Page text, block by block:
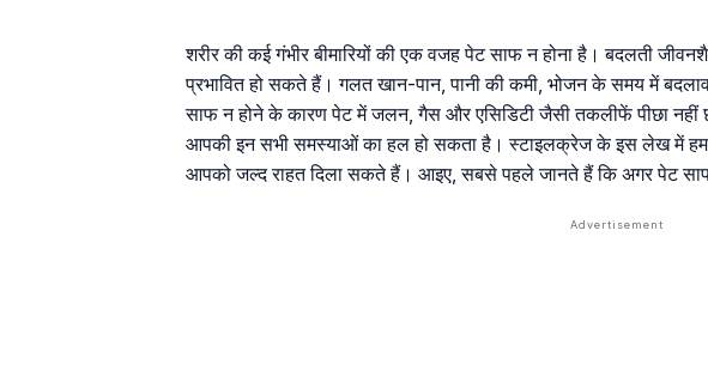
शरीर की कई गंभीर बीमारियों की एक वजह पेट साफ न होना है। बदलती
प्रभावित हो सकते हैं। गलत खान-पान, पानी की कमी, भोजन के समय में
साफ न होने के कारण पेट में जलन, गैस और एसिडिटी जैसी तकलीफें पीछा
आपकी इन सभी समस्याओं का हल हो सकता है। स्टाइलक्रेज के इस लेख में हम
आपको जल्द राहत दिला सकते हैं। आइए, सबसे पहले जानते हैं कि अगर पेट साफ